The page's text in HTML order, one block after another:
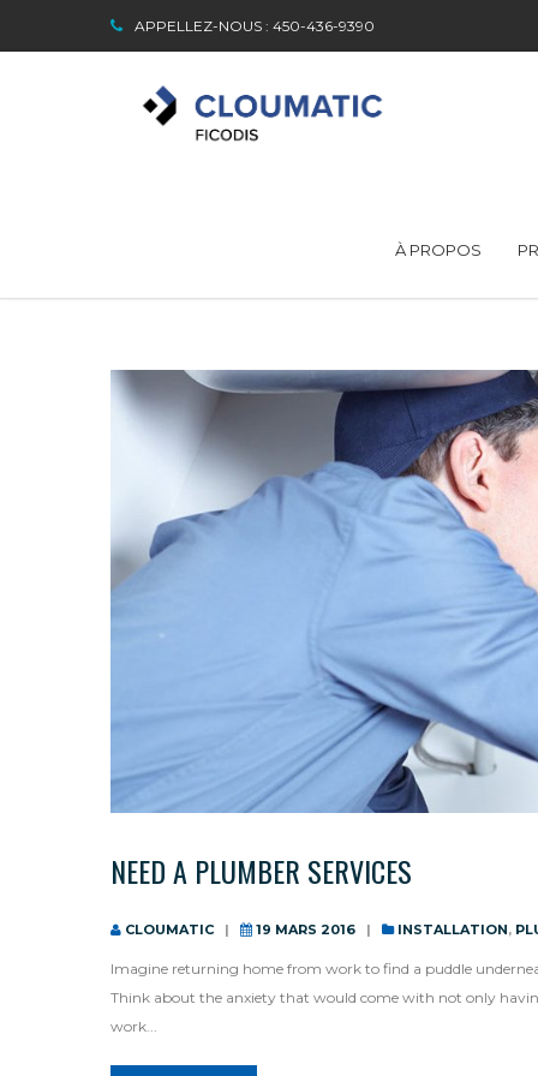
APPELLEZ-NOUS : 450-436-9390
À PROPOS
NEED A PLUMBER SERVICES
CLOUMATIC 19 MARS 2016 INSTALLATION,
Imagine returning home from work to find a puddle
Think about the anxiety that would come with not only
work...